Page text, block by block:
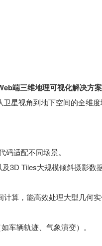
端三维地理可视化解决方案
星视角到地下空间的全维度
适配不同场景。
3D Tiles大规模倾斜摄影数
算，能高效处理大型几何
车辆轨迹、气象演变）。